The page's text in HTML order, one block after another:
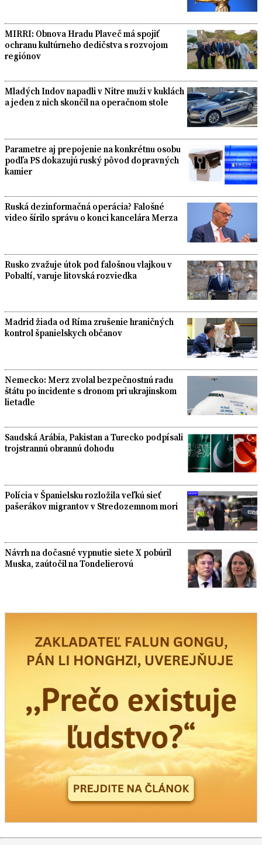
MIRRI: Obnova Hradu Plaveč má spojiť
ochranu kultúrneho dedičstva s rozvojom
regiónov
Mladých Indov napadli v Nitre muži v kuklách
a jeden z nich skončil na operačnom stole
Parametre aj prepojenie na konkrétnu osobu
podľa PS dokazujú ruský pôvod dopravných
kamier
Ruská dezinformačná operácia? Falošné
video šírilo správu o konci kancelára Merza
Rusko zvažuje útok pod falošnou vlajkou v
Pobaltí, varuje litovská rozviedka
Madrid žiada od Ríma zrušenie hraničných
kontrol španielskych občanov
Nemecko: Merz zvolal bezpečnostnú radu
štátu po incidente s dronom pri ukrajinskom
lietadle
Saudská Arábia, Pakistan a Turecko podpísali
trojstrannú obrannú dohodu
Polícia v Španielsku rozložila veľkú sieť
pašerákov migrantov v Stredozemnom mori
Návrh na dočasné vypnutie siete X pobúril
Muska, zaútočil na Tondelierovú